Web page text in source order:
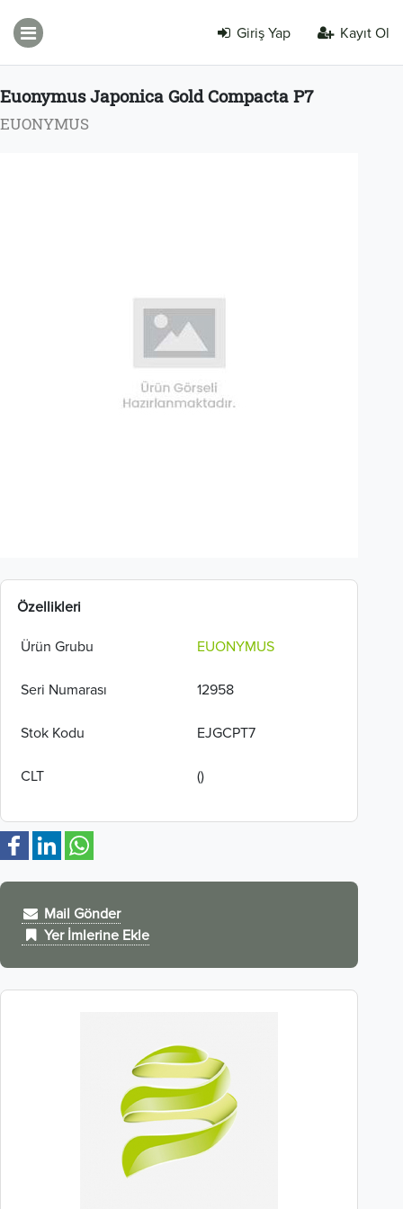
Giriş Yap Kayıt Ol
Euonymus Japonica Gold Compacta P7
EUONYMUS
Özellikleri
Ürün Grubu EUONYMUS
Seri Numarası 12958
Stok Kodu EJGCPT7
CLT ()
Mail Gönder
Yer İmlerine Ekle